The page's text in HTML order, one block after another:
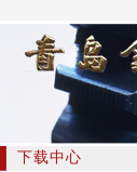
下载中心